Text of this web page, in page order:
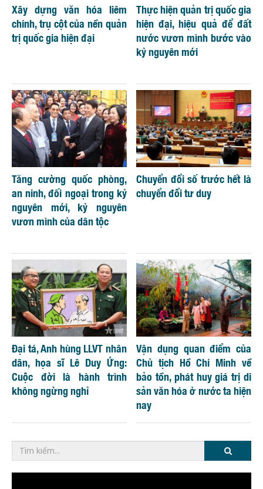
Xây dựng văn hóa liêm
chính, trụ cột của nền quản
trị quốc gia hiện đại
Thực hiện quản trị quốc gia
hiện đại, hiệu quả để đất
nước vươn mình bước vào
kỷ nguyên mới
Tăng cường quốc phòng,
an ninh, đối ngoại trong kỷ
nguyên mới, kỷ nguyên
vươn mình của dân tộc
Chuyển đổi số trước hết là
chuyển đổi tư duy
Đại tá, Anh hùng LLVT nhân
dân, họa sĩ Lê Duy Ứng:
Cuộc đời là hành trình
không ngừng nghỉ
Vận dụng quan điểm của
Chủ tịch Hồ Chí Minh về
bảo tồn, phát huy giá trị di
sản văn hóa ở nước ta hiện
nay